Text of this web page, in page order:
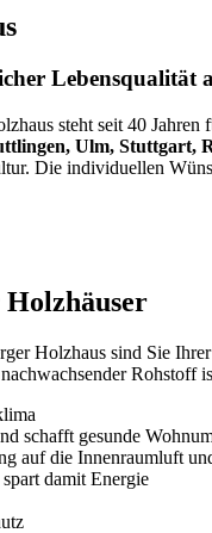
Lebensqualität
steht seit 40
Ulm, Stuttgart,
Die individuellen
Holzhaus sind Sie
Rohstoff
schafft gesunde
auf die Innenraumluft
damit Energie